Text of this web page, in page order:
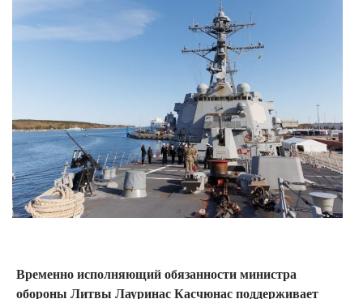
Временно исполняющий обязанности министра
обороны Литвы Лауринас Касчюнас поддерживает